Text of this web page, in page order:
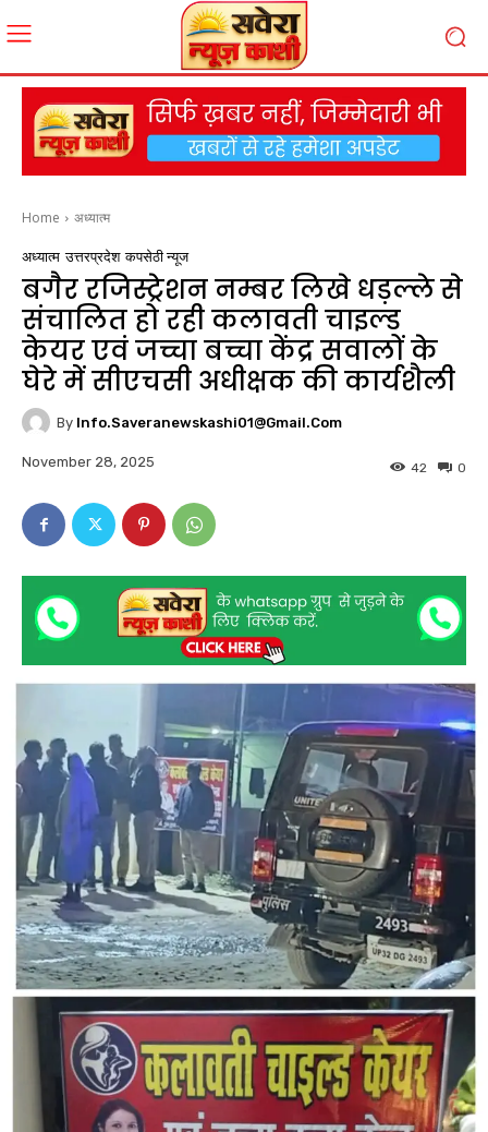
Home अध्यात्म
अध्यात्म उत्तरप्रदेश कपसेठी न्यूज
बगैर रजिस्ट्रेशन नम्बर लिखे धड़ल्ले से
संचालित हो रही कलावती चाइल्ड
केयर एवं जच्चा बच्चा केंद्र सवालों के
घेरे में सीएचसी अधीक्षक की कार्यशैली
By Info.saveranewskashi01@gmail.com
November 28, 2025 0
42